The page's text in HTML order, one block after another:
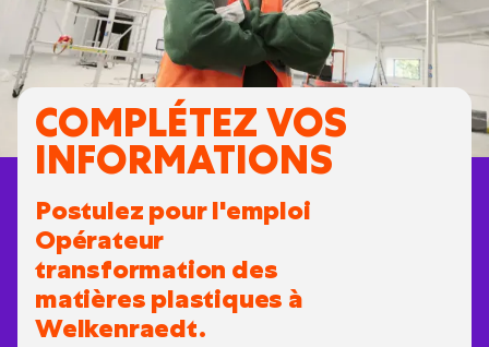
COMPLÉTEZ VOS
INFORMATIONS
Postulez pour l'emploi
Opérateur
transformation des
matières plastiques à
Welkenraedt.